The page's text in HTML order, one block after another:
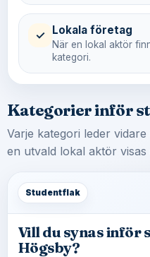
✓ Lokala företag
När en lokal aktör
kategori.
Kategorier inför
Varje kategori leder
en utvald lokal aktör visas
Studentflak
Vill du synas inför
Högsby?